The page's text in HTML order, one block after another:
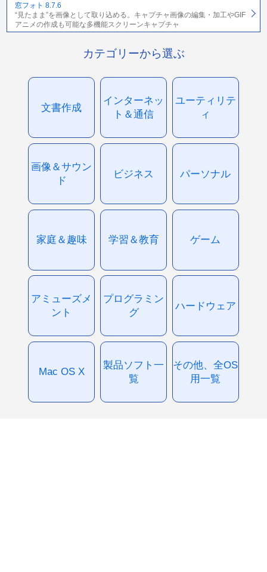
窓フォト 8.7.6
“見たまま”を画像として取り込める。キャプチャ画像の編集・加工やGIF
アニメの作成も可能な多機能スクリーンキャプチャ
カテゴリーから選ぶ
文書作成
インターネッ
ト＆通信
ユーティリテ
ィ
画像＆サウン
ド
ビジネス パーソナル
家庭＆趣味 学習＆教育 ゲーム
アミューズメ
ント
プログラミン
グ
ハードウェア
Mac OS X
製品ソフト一
覧
その他、全OS
用一覧